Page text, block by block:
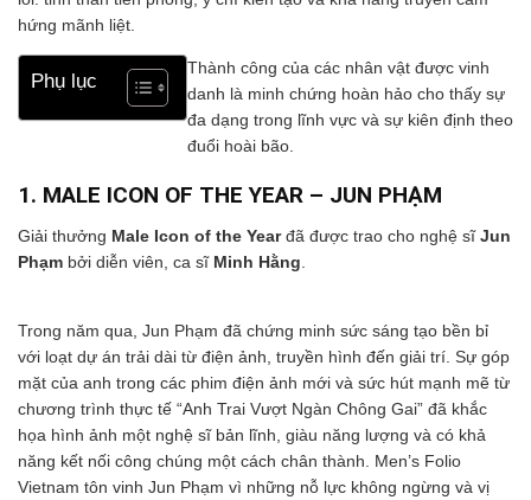
hứng mãnh liệt.
Phụ lục
Thành công của các nhân vật được vinh
danh là minh chứng hoàn hảo cho thấy sự
đa dạng trong lĩnh vực và sự kiên định theo
đuổi hoài bão.
1. MALE ICON OF THE YEAR – JUN PHẠM
Giải thưởng Male Icon of the Yearđã được trao cho nghệ sĩJun
Phạm bởi diễn viên, ca sĩ Minh Hằng
Trong năm qua, Jun Phạm đã chứng minh sức sáng tạo bền bỉ
với loạt dự án trải dài từ điện ảnh, truyền hình đến giải trí. Sự góp
mặt của anh trong các phim điện ảnh mới và sức hút mạnh mẽ từ
chương trình thực tế “Anh Trai Vượt Ngàn Chông Gai” đã khắc
họa hình ảnh một nghệ sĩ bản lĩnh, giàu năng lượng và có khả
năng kết nối công chúng một cách chân thành. Men’s Folio
Vietnam tôn vinh Jun Phạm vì những nỗ lực không ngừng và vị